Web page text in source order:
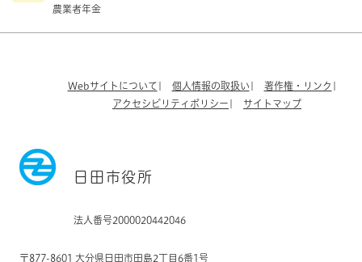
農業者年金
Webサイトについて 個人情報の取扱い
著作権・リンク
アクセシビリティポリシー
サイトマップ
日田市役所
法人番号2000020442046
〒877-8601 大分県日田市田島2丁目6番1号